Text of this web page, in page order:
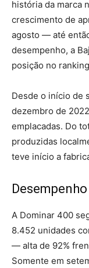
história da marca
crescimento de
agosto — até
desempenho, a
posição no
Desde o início de
dezembro de
emplacadas. Do
produzidas
teve início a
A Dominar 400
8.452 unidades
— alta de 92%
Somente em